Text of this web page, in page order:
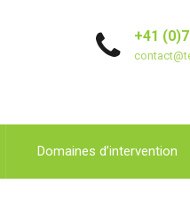
+41
Domaines d’intervention